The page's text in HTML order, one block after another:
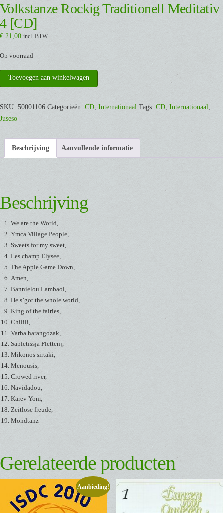
Volkstanze Rockig Traditionell Meditativ
4 [CD]
€ 21,00 incl. BTW
Op voorraad
Volkstanze
Rockig
Meditativ
4
aantal
Toevoegen aan winkelwagen
SKU: 50001106 Categorieën: CD, Internationaal Tags: CD, Internationaal,
Juseso
Beschrijving Aanvullende informatie
Beschrijving
We are the World,
Ymca Village People,
Sweets for my sweet,
Les champ Elysee,
The Apple Game Down,
Amen,
Bannielou Lambaol,
He s’got the whole world,
King of the fairies,
Chilili,
Varba harangozak,
Sapletissja Plettenj,
Mikonos sirtaki,
Menousis,
Crowed river,
Navidadou,
Karev Yom,
Zeitlose freude,
Mondtanz
Gerelateerde producten
Aanbieding!